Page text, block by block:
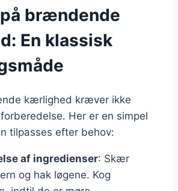
brændende
En klassisk
kærlighed kræver ikke
Her er en simpel
tilpasses efter behov:
af ingredienser: Skær
og hak løgene. Kog